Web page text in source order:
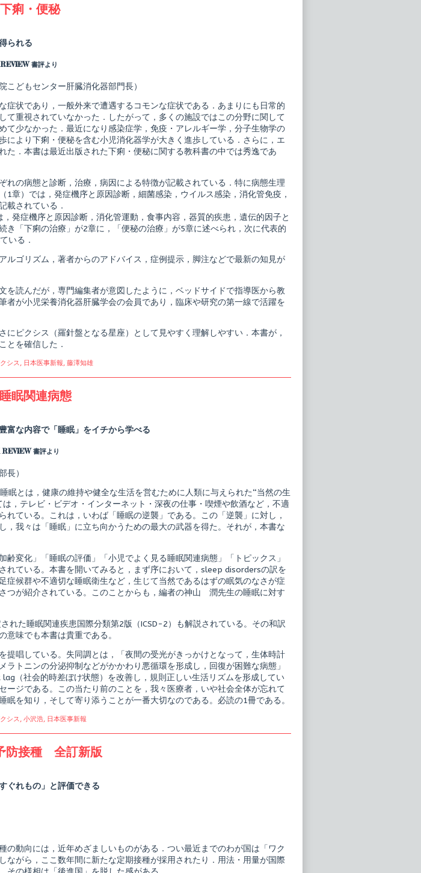
痢・便秘
られる
書評より
どもセンター肝臓消化器部門長）
症状であり，一般外来で遭遇するコモンな症状である．あまりにも日常的
て重視されていなかった．したがって，多くの施設ではこの分野に関して
て少なかった．最近になり感染症学，免疫・アレルギー学，分子生物学の
により下痢・便秘を含む小児消化器学が大きく進歩している．さらに，エ
た．本書は最近出版された下痢・便秘に関する教科書の中では秀逸であ
れの病態と診断，治療，病因による特徴が記載されている．特に病態生理
1章）では，発症機序と原因診断，細菌感染，ウイルス感染，消化管免疫，
載されている．
，発症機序と原因診断，消化管運動，食事内容，器質的疾患，遺伝的因子と
き「下痢の治療」が2章に，「便秘の治療」が5章に述べられ，次に代表的
いる．
ルゴリズム，著者からのアドバイス，症例提示，脚注などで最新の知見が
を読んだが，専門編集者が意図したように，ベッドサイドで指導医から教
者が小児栄養消化器肝臓学会の会員であり，臨床や研究の第一線で活躍を
にピクシス（羅針盤となる星座）として見やすく理解しやすい．本書が，
とを確信した．
シス, 日本医事新報,藤澤知雄
眠関連病態
富な内容で「睡眠」をイチから学べる
REVIEW 書評より
長）
眠とは，健康の維持や健全な生活を営むために人類に与えられた“当然の生
，テレビ・ビデオ・インターネット・深夜の仕事・喫煙や飲酒など，不適
れている。これは，いわば「睡眠の逆襲」である。この「逆襲」に対し，
，我々は「睡眠」に立ち向かうための最大の武器を得た。それが，本書な
齢変化」「睡眠の評価」「小児でよく見る睡眠関連病態」「トピックス」
れている。本書を開いてみると，まず序において，sleep disordersの訳を
症候群や不適切な睡眠衛生など，生じて当然であるはずの眠気のなさが症
つが紹介されている。このことからも，編者の神山 潤先生の睡眠に対す
れた睡眠関連疾患国際分類第2版（ICSD-2）も解説されている。その和訳
味でも本書は貴重である。
提唱している。失同調とは，「夜間の受光がきっかけとなって，生体時計
ラトニンの分泌抑制などがかかわり悪循環を形成し，回復が困難な病態」
（社会的時差ぼけ状態）を改善し，規則正しい生活リズムを形成してい
ージである。この当たり前のことを，我々医療者，いや社会全体が忘れて
眠を知り，そして寄り添うことが一番大切なのである。必読の1冊である。
シス,小沢浩, 日本医事新報
接種 全訂新版
ぐれもの」と評価できる
の動向には，近年めざましいものがある．つい最近までのわが国は「ワク
ながら，ここ数年間に新たな定期接種が採用されたり．用法・用量が国際